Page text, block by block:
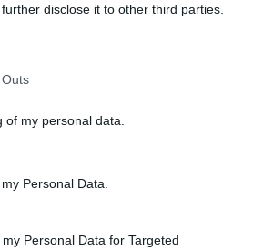
disclose it to other third parties.
my personal data.
Personal Data.
Personal Data for Targeted
en 5
Prenez un miroir en pied et
sur le point le plus large
ou hanches, ou ni l’un ni